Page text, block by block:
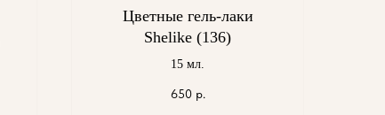
Цветные гель-лаки
Shelike (136)
15 мл.
650 р.